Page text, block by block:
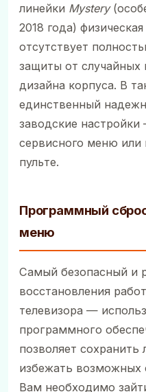
линейки Mystery
2018 года)
отсутствует
защиты от
дизайна корпуса. В
единственный
заводские
сервисного меню или
пульте.
Программный
меню
Самый безопасный и
восстановления
телевизора —
программного
позволяет
избежать
Вам необходимо